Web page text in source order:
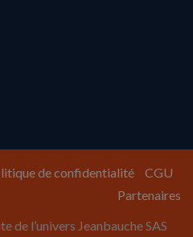
de l’univers Jeanbauche SAS
de confidentialité
CGU
Partenaires